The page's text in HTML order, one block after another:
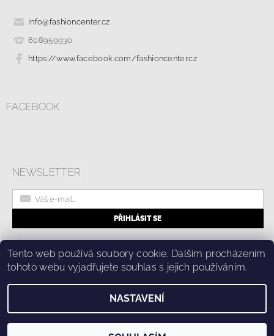
info@fashioncenter.cz
608959930
https://www.facebook.com/fashioncenter.cz
FACEBOOK
NEWSLETTER
| Ochrana osobních údajů a cookies
Tento web používá soubory cookie. Dalším procházením
tohoto webu vyjadřujete souhlas s jejich používáním.
NASTAVENÍ